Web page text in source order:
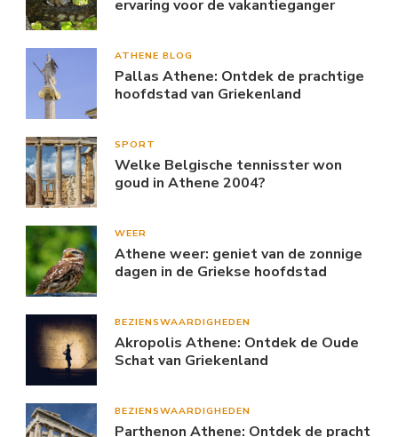
ervaring voor de vakantieganger
ATHENE BLOG
Pallas Athene: Ontdek de prachtige
hoofdstad van Griekenland
SPORT
Welke Belgische tennisster won
goud in Athene 2004?
WEER
Athene weer: geniet van de zonnige
dagen in de Griekse hoofdstad
BEZIENSWAARDIGHEDEN
Akropolis Athene: Ontdek de Oude
Schat van Griekenland
BEZIENSWAARDIGHEDEN
Parthenon Athene: Ontdek de pracht